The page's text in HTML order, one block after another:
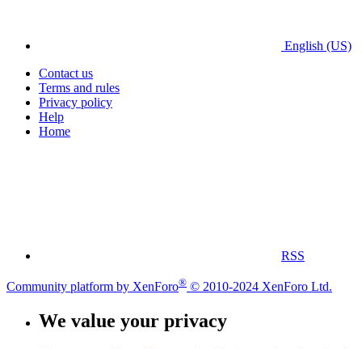
English (US)
Contact us
Terms and rules
Privacy policy
Help
Home
RSS
Community platform by XenForo® © 2010-2024 XenForo Ltd.
We value your privacy